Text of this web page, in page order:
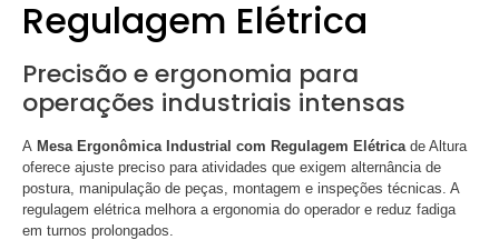
Regulagem Elétrica
Precisão e ergonomia para
operações industriais intensas
A Mesa Ergonômica Industrial com Regulagem Elétrica de Altura
oferece ajuste preciso para atividades que exigem alternância de
postura, manipulação de peças, montagem e inspeções técnicas. A
regulagem elétrica melhora a ergonomia do operador e reduz fadiga
em turnos prolongados.